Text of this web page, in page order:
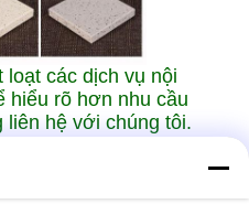
loạt các dịch vụ nội
hiểu rõ hơn nhu cầu
liên hệ với chúng tôi.
hợp tác với bạn.